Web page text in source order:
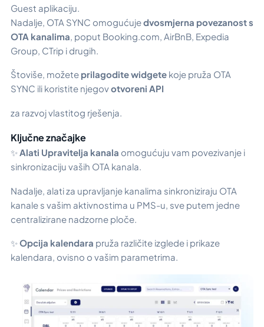
Guest aplikaciju.
Nadalje, OTA SYNC omogućujedvosmjerna povezanost s
OTA kanalima, poput Booking.com, AirBnB, Expedia
Group, CTrip i drugih.
Štoviše, možete prilagodite widgete koje pruža OTA
SYNC ili koristite njegovotvoreni API
za razvoj vlastitog rješenja.
Ključne značajke
✨Alati Upravitelja kanala omogućuju vam povezivanje i
sinkronizaciju vaših OTA kanala.
Nadalje, alati za upravljanje kanalima sinkroniziraju OTA
kanale s vašim aktivnostima u PMS-u, sve putem jedne
centralizirane nadzorne ploče.
✨Opcija kalendara pruža različite izglede i prikaze
kalendara, ovisno o vašim parametrima.